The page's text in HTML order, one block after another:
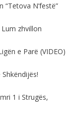
N’festë”
zhvillon
e Parë (VIDEO)
1 i Strugës,